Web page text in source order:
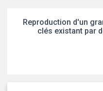
Reproduction d'un
clés existant par